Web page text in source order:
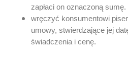
zapłaci on oznaczoną sumę.
wręczyć konsumentowi
umowy, stwierdzające jej
świadczenia i cenę.